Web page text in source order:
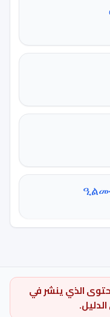
الذي ينشر في